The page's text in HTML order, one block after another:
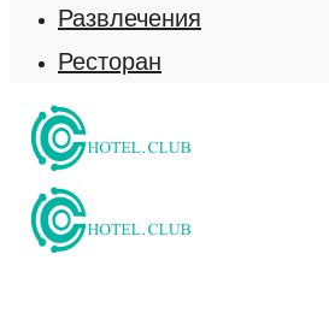
Развлечения
Ресторан